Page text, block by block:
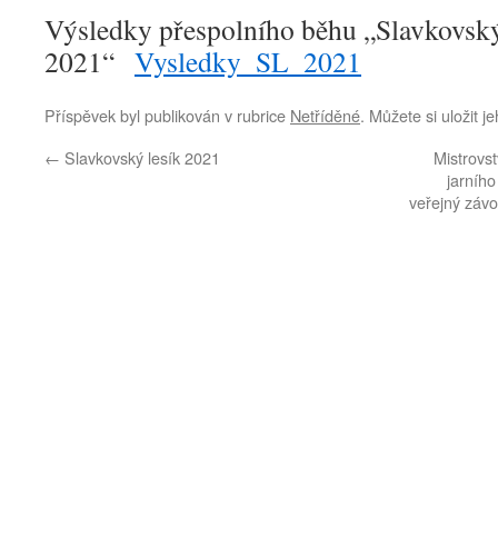
Výsledky přespolního běhu
2021“ Vysledky_SL_2021
Příspěvek byl publikován v rubrice Netříděné. Můžete si uložit
← Slavkovský lesík 2021
veřejný